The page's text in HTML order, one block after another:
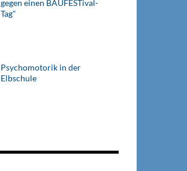
gegen einen BAUFESTival-
Tag"
Psychomotorik in der
Elbschule